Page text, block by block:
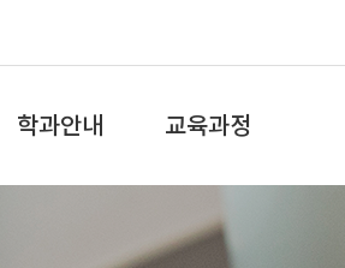
메
학과안내 교육과정
교육과정